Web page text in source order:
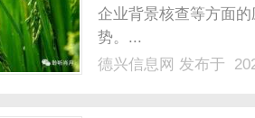
企业背景核查等方面
势。...
德兴信息网 发布于